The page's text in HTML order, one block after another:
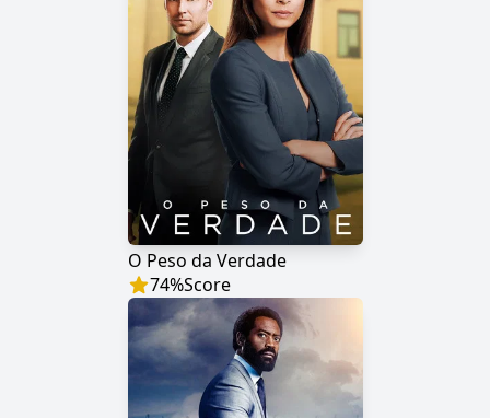
O Peso da Verdade
74%Score